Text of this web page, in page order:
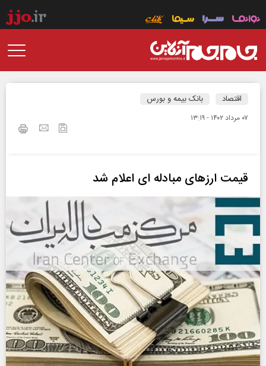
اقتصاد بانک بیمه و بورس
۰۷ مرداد ۱۴۰۲ - ۱۳:۱۹
قیمت ارزهای مبادله‌ ای اعلام شد